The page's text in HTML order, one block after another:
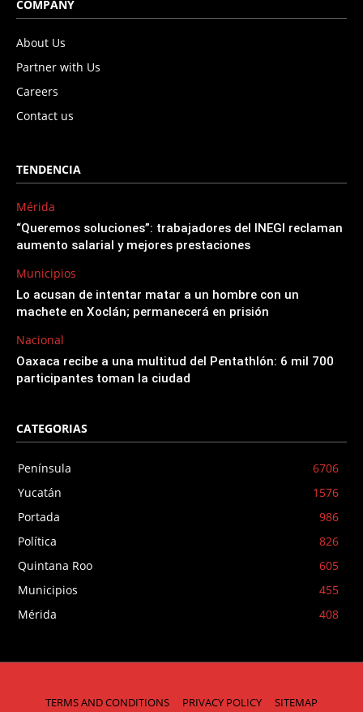
COMPANY
About Us
Partner with Us
Careers
Contact us
TENDENCIA
Mérida
“Queremos soluciones”: trabajadores del INEGI reclaman
aumento salarial y mejores prestaciones
Municipios
Lo acusan de intentar matar a un hombre con un
machete en Xoclán; permanecerá en prisión
Nacional
Oaxaca recibe a una multitud del Pentathlón: 6 mil 700
participantes toman la ciudad
CATEGORIAS
Península
6706
Yucatán
1576
Portada
986
Política
826
Quintana Roo
605
Municipios
455
Mérida
408
TERMS AND CONDITIONS PRIVACY POLICY SITEMAP